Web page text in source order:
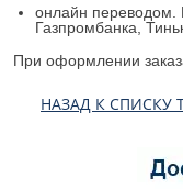
онлайн переводом.
Газпромбанка,
При оформлении
НАЗАД К СПИСКУ